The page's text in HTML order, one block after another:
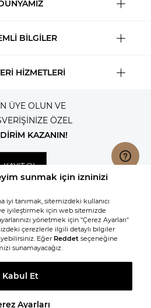
BİLGİLER
HİZMETLERİ
ÜYE OLUN VE
ÖZEL
KAZANIN!
KAYIT OL